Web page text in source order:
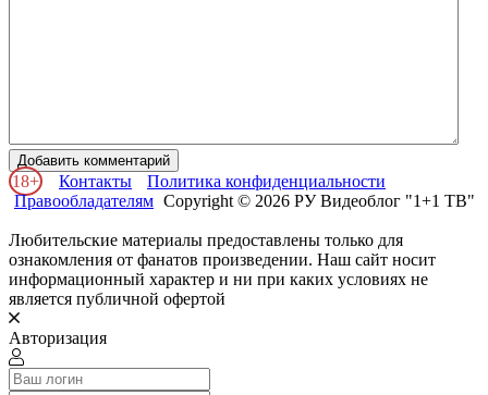
Добавить комментарий
18+ Контакты
Политика конфиденциальности
Правообладателям Copyright © 2026 РУ Видеоблог "1+1 ТВ"
Любительские материалы предоставлены только для
ознакомления от фанатов произведении. Наш сайт носит
информационный характер и ни при каких условиях не
является публичной офертой
Авторизация